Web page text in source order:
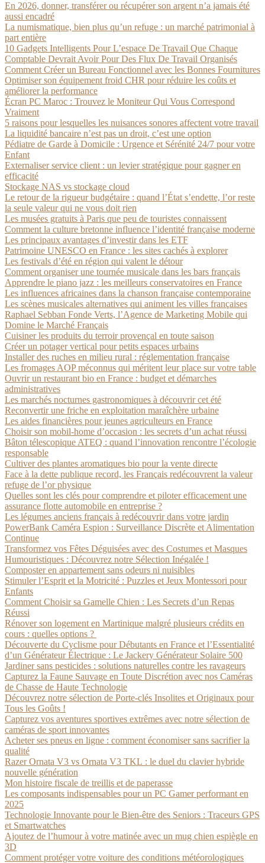
En 2026, donner, transférer ou récupérer son argent n’a jamais été
aussi encadré
La numismatique, bien plus qu’un refuge : un marché patrimonial à
part entière
10 Gadgets Intelligents Pour L’espace De Travail Que Chaque
Comptable Devrait Avoir Pour Des Flux De Travail Organisés
Comment Créer un Bureau Fonctionnel avec les Bonnes Fournitures
Optimiser son équipement froid CHR pour réduire les coûts et
améliorer la performance
Écran PC Maroc : Trouvez le Moniteur Qui Vous Correspond
Vraiment
5 raisons pour lesquelles les nuisances sonores affectent votre travail
La liquidité bancaire n’est pas un droit, c’est une option
Pédiatre de Garde à Domicile : Urgence et Sérénité 24/7 pour votre
Enfant
Externaliser service client : un levier stratégique pour gagner en
efficacité
Stockage NAS vs stockage cloud
Le retour de la rigueur budgétaire : quand l’État s’endette, l’or reste
la seule valeur qui ne vous doit rien
Les musées gratuits à Paris que peu de touristes connaissent
Comment la culture bretonne influence l’identité française moderne
Les principaux avantages d’investir dans les ETF
Patrimoine UNESCO en France : les sites cachés à explorer
Les festivals d’été en région qui valent le détour
Comment organiser une tournée musicale dans les bars français
Apprendre le piano jazz : les meilleurs conservatoires en France
Les influences africaines dans la chanson française contemporaine
Les scènes musicales alternatives qui animent les villes françaises
Raphael Sebban Fonde Verts, l’Agence de Marketing Mobile qui
Domine le Marché Français
Cuisiner les produits du terroir provençal en toute saison
Créer un potager vertical pour petits espaces urbains
Installer des ruches en milieu rural : réglementation française
Les fromages AOP méconnus qui méritent leur place sur votre table
Ouvrir un restaurant bio en France : budget et démarches
administratives
Les marchés nocturnes gastronomiques à découvrir cet été
Reconvertir une friche en exploitation maraîchère urbaine
Les aides financières pour jeunes agriculteurs en France
Choisir son mobil-home d’occasion : les secrets d’un achat réussi
Bâton télescopique ATEQ : quand l’innovation rencontre l’écologie
responsable
Cultiver des plantes aromatiques bio pour la vente directe
Face à la dette publique record, les Français redécouvrent la valeur
refuge de l’or physique
Quelles sont les clés pour comprendre et piloter efficacement une
assurance flotte automobile en entreprise ?
Les légumes anciens français à redécouvrir dans votre jardin
PowerBank Caméra Espion : Surveillance Discrète et Alimentation
Continue
Transformez vos Fêtes Déguisées avec des Costumes et Masques
Humouristiques : Découvrez notre Sélection Inégalée !
Composter en appartement sans odeurs ni nuisibles
Stimuler l’Esprit et la Motricité : Puzzles et Jeux Montessori pour
Enfants
Comment Choisir sa Gamelle Chien : Les Secrets d’un Repas
Réussi
Rénover son logement en Martinique malgré plusieurs crédits en
cours : quelles options ?
Découverte du Cyclisme pour Débutants en France et l’Essentialité
d’un Générateur Électrique : Le Jackery Générateur Solaire 500
Jardiner sans pesticides : solutions naturelles contre les ravageurs
Capturez la Faune Sauvage en Toute Discrétion avec nos Caméras
de Chasse de Haute Technologie
Découvrez notre sélection de Porte-clés Insolites et Originaux pour
Tous les Goûts !
Capturez vos aventures sportives extrêmes avec notre sélection de
caméras de sport innovantes
Acheter ses pneus en ligne : comment économiser sans sacrifier la
qualité
Razer Ornata V3 vs Ornata V3 TKL : le duel du clavier hybride
nouvelle génération
Mon histoire fiscale de treillis et de paperasse
Les composants indispensables pour un PC Gamer performant en
2025
Technologie Innovante pour le Bien-être des Seniors : Traceurs GPS
et Smartwatches
Ajoutez de l’humour à votre matinée avec un mug chien espiègle en
3D
Comment protéger votre voiture des conditions météorologiques